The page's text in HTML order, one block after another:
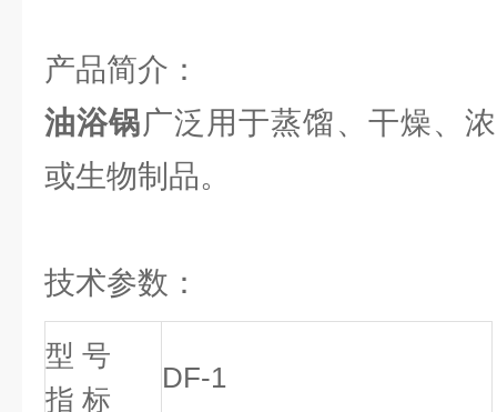
产品简介：
油浴锅广泛用于蒸馏、干燥、
或生物制品。
技术参数：
型 号
指 标
DF-1